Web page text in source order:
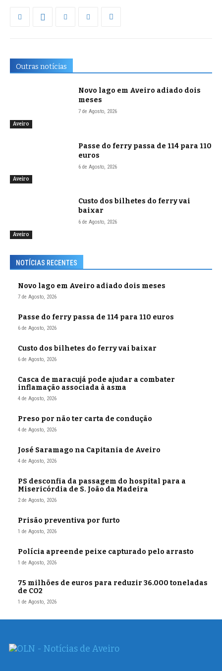
Outras notícias
Aveiro
Novo lago em Aveiro adiado dois
meses
7 de Agosto, 2026
Aveiro
Passe do ferry passa de 114 para 110
euros
6 de Agosto, 2026
Aveiro
Custo dos bilhetes do ferry vai
baixar
6 de Agosto, 2026
NOTÍCIAS RECENTES
Novo lago em Aveiro adiado dois meses
7 de Agosto, 2026
Passe do ferry passa de 114 para 110 euros
6 de Agosto, 2026
Custo dos bilhetes do ferry vai baixar
6 de Agosto, 2026
Casca de maracujá pode ajudar a combater
inflamação associada à asma
4 de Agosto, 2026
Preso por não ter carta de condução
4 de Agosto, 2026
José Saramago na Capitania de Aveiro
4 de Agosto, 2026
PS desconfia da passagem do hospital para a
Misericórdia de S. João da Madeira
2 de Agosto, 2026
Prisão preventiva por furto
1 de Agosto, 2026
Polícia apreende peixe capturado pelo arrasto
1 de Agosto, 2026
75 milhões de euros para reduzir 36.000 toneladas
de CO2
1 de Agosto, 2026